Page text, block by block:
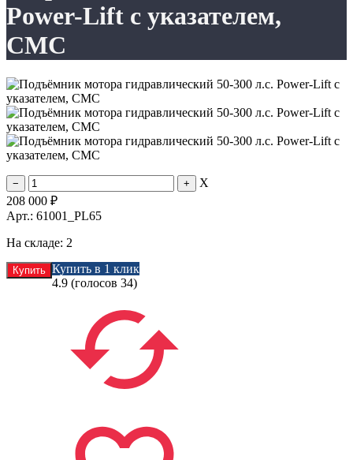
Power-Lift с указателем,
CMC
X
208 000 ₽
Арт.: 61001_PL65
На складе: 2
Купить в 1 клик
4.9 (голосов 34)